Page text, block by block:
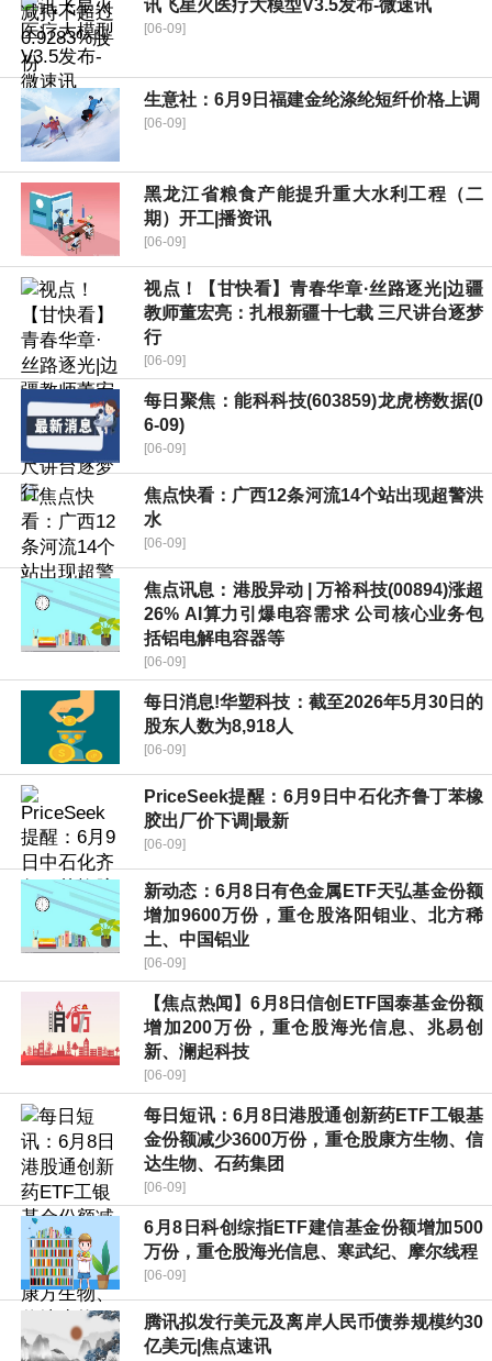
讯飞星火医疗大模型V3.5发布-微速讯
[06-09]
生意社：6月9日福建金纶涤纶短纤价格上调
[06-09]
黑龙江省粮食产能提升重大水利工程（二
期）开工|播资讯
[06-09]
视点！【甘快看】青春华章·丝路逐光|边疆
教师董宏亮：扎根新疆十七载 三尺讲台逐梦
行
[06-09]
每日聚焦：能科科技(603859)龙虎榜数据(0
6-09)
[06-09]
焦点快看：广西12条河流14个站出现超警洪
水
[06-09]
焦点讯息：港股异动 | 万裕科技(00894)涨超
26% AI算力引爆电容需求 公司核心业务包
括铝电解电容器等
[06-09]
每日消息!华塑科技：截至2026年5月30日的
股东人数为8,918人
[06-09]
PriceSeek提醒：6月9日中石化齐鲁丁苯橡
胶出厂价下调|最新
[06-09]
新动态：6月8日有色金属ETF天弘基金份额
增加9600万份，重仓股洛阳钼业、北方稀
土、中国铝业
[06-09]
【焦点热闻】6月8日信创ETF国泰基金份额
增加200万份，重仓股海光信息、兆易创
新、澜起科技
[06-09]
每日短讯：6月8日港股通创新药ETF工银基
金份额减少3600万份，重仓股康方生物、信
达生物、石药集团
[06-09]
6月8日科创综指ETF建信基金份额增加500
万份，重仓股海光信息、寒武纪、摩尔线程
[06-09]
腾讯拟发行美元及离岸人民币债券规模约30
亿美元|焦点速讯